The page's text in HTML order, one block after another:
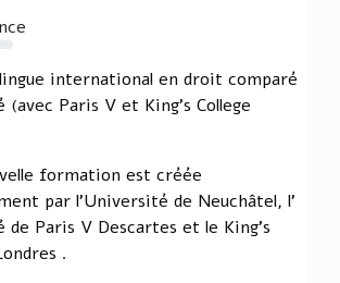
international en droit comparé
(avec Paris V et King's College
formation est créée
par l'Université de Neuchâtel, l'
de Paris V Descartes et le King's
.